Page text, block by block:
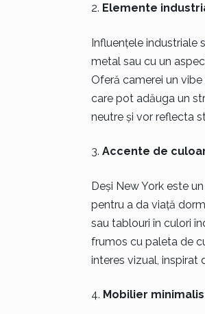
Elemente
Influențele industriale
metal sau cu un
Oferă camerei un
care pot adăuga un
neutre și vor reflecta
Accente de
Deși New York este
pentru a da viață
sau tablouri în culori
frumos cu paleta de
interes vizual, inspirat
Mobilier